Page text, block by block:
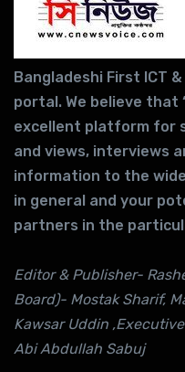
Bangladeshi First ICT
portal. We believe that
excellent platform for
and views, interviews
information to the
in general and your
partners in the
Editor & Publisher-
Board)- Mostak Sharif,
Kawsar Uddin
Abi Abdullah Sabuj